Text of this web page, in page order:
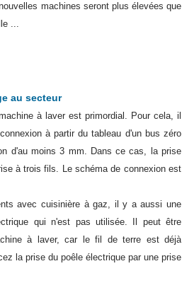
machines seront plus élevées que
...
au secteur
à laver est primordial. Pour cela, il
à partir du tableau d'un bus zéro
d'au moins 3 mm. Dans ce cas, la prise
à trois fils. Le schéma de connexion est
avec cuisinière à gaz, il y a aussi une
qui n'est pas utilisée. Il peut être
à laver, car le fil de terre est déjà
la prise du poêle électrique par une prise